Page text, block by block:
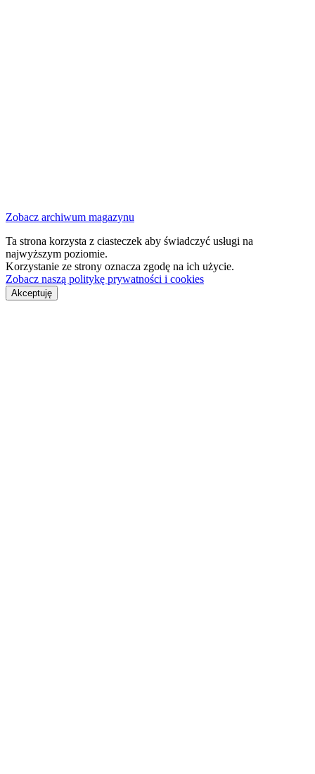
Zobacz archiwum magazynu
Ta strona korzysta z ciasteczek aby świadczyć usługi na
najwyższym poziomie.
Korzystanie ze strony oznacza zgodę na ich użycie.
Zobacz naszą politykę prywatności i cookies
Akceptuję